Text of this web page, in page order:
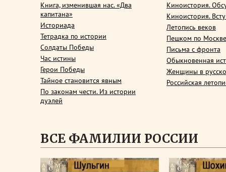
Книга, изменившая нас. «Два
капитана»
Историада
Тетрадка по истории
Солдаты Победы
Час истины
Герои Победы
Тайное становится явным
По законам чести. Из истории
дуэлей
Киноистория.
Киноистория.
Летопись веков
Пешком по Москве
Письма с фронта
Обыкновенная
Женщины в
Российская
ВСЕ ФАМИЛИИ РОССИИ